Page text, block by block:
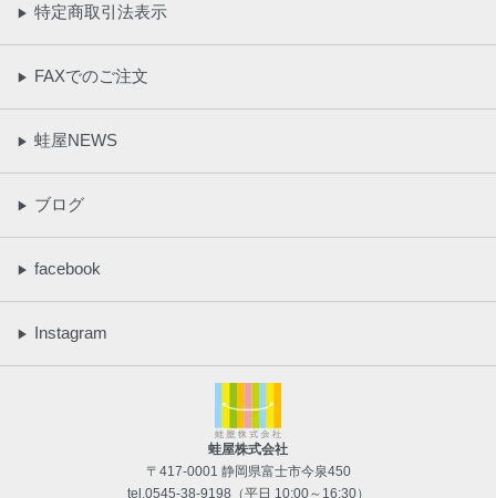
▶ 特定商取引法表示
▶ FAXでのご注文
▶ 蛙屋NEWS
▶ ブログ
▶ facebook
▶ Instagram
蛙屋株式会社
〒417-0001 静岡県富士市今泉450
tel. 0545-38-9198 （平日 10:00～16:30）